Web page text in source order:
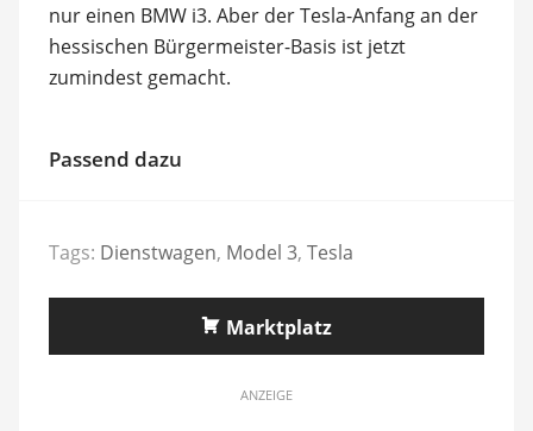
nur einen BMW i3. Aber der Tesla-Anfang an der
hessischen Bürgermeister-Basis ist jetzt
zumindest gemacht.
Passend dazu
Tags: Dienstwagen, Model 3, Tesla
Marktplatz
ANZEIGE